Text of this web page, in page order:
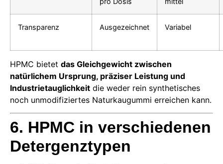
Transparenz Ausgezeichnet Variabel
HPMC bietet das Gleichgewicht zwischen
natürlichem Ursprung, präziser Leistung und
Industrietauglichkeit die weder rein synthetisches
noch unmodifiziertes Naturkaugummi erreichen kann.
6. HPMC in verschiedenen
Detergenztypen